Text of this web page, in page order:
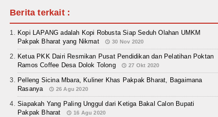
Berita terkait :
Kopi LAPANG adalah Kopi Robusta Siap Seduh Olahan UMKM
Pakpak Bharat yang Nikmat
30 Nov 2020
Ketua PKK Dairi Resmikan Pusat Pendidikan dan Pelatihan Poktan
Ramos Coffee Desa Dolok Tolong
27 Okt 2020
Pelleng Sicina Mbara, Kuliner Khas Pakpak Bharat, Bagaimana
Rasanya
26 Agu 2020
Siapakah Yang Paling Unggul dari Ketiga Bakal Calon Bupati
Pakpak Bharat
16 Agu 2020